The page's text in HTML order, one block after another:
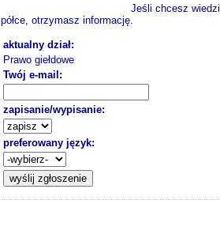
Jeśli chcesz
półce, otrzymasz informację.
aktualny dział:
Prawo giełdowe
Twój e-mail:
zapisanie/wypisanie:
preferowany język: